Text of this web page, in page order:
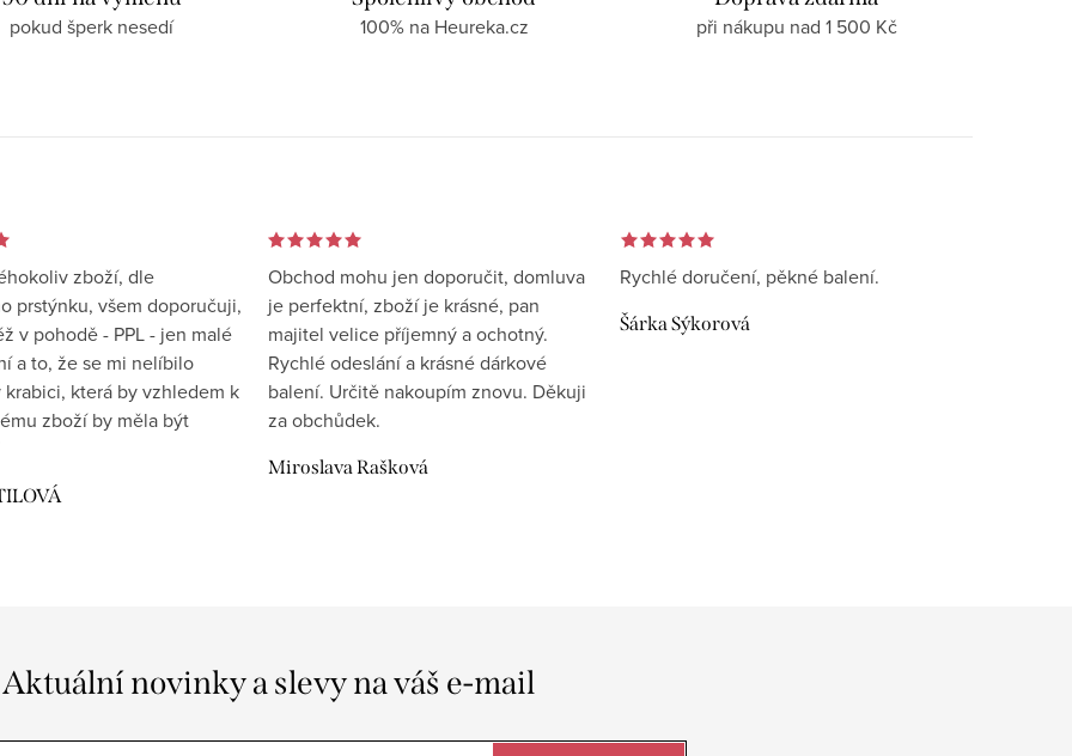
pokud šperk nesedí 100% na Heureka.cz při nákupu nad 1 500 Kč
zboží, dle
prstýnku, všem doporučuji,
v pohodě - PPL - jen malé
a to, že se mi nelíbilo
která by vzhledem k
zboží by měla být
Obchod mohu jen doporučit, domluva
je perfektní, zboží je krásné, pan
majitel velice příjemný a ochotný.
Rychlé odeslání a krásné dárkové
balení. Určitě nakoupím znovu. Děkuji
za obchůdek.
Miroslava Rašková
Rychlé doručení, pěkné balení.
Šárka Sýkorová
Aktuální novinky a slevy na váš e-mail